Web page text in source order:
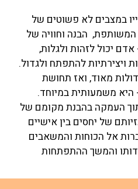
במצבים לא פשוטים של
הבנה וחוויה של
יכול לזהות ולגלות,
ויצירתיות להתפתח ולגדול.
מאוד, ואז תחושת
משמעותית במיוחד.
העמקה בהבנת מקומם של
של יחסים בין אישיים
אל הכוחות והמשאבים
והמשך ההתפתחות